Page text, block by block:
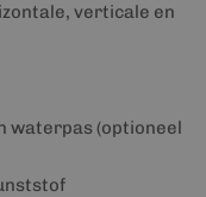
verticale en
waterpas (optioneel